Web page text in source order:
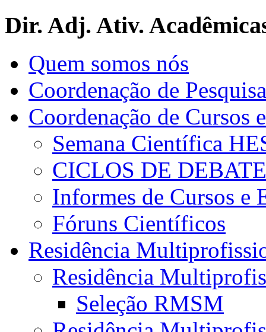
Dir. Adj. Ativ.
Quem somos nós
Coordenação de Pesquisa
Coordenação de Cursos
Semana Científica
CICLOS DE
Informes de Cursos e
Fóruns Científicos
Residência
Residência
Seleção RMSM